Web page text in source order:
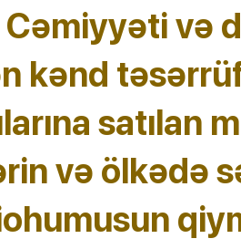
və
kənd
satılan
və ölkədə